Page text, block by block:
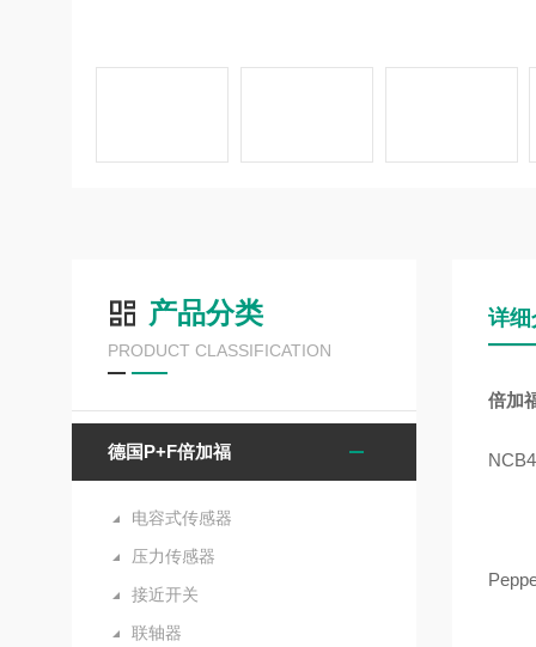
产品分类
PRODUCT CLASSIFICATION
德国P+F倍加福
电容式传感器
压力传感器
接近开关
联轴器
详细
倍加